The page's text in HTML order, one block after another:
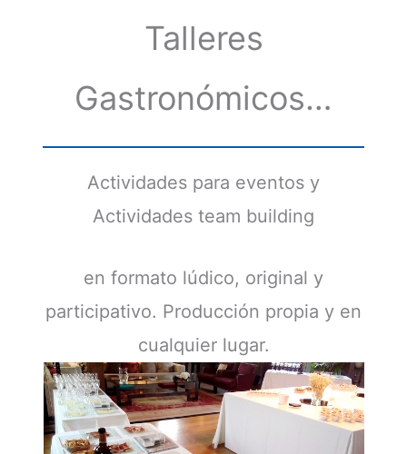
Talleres
Gastronómicos…
Actividades para eventos y
Actividades team building
en formato lúdico, original y
participativo. Producción propia y en
cualquier lugar.